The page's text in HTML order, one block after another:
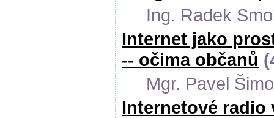
Ing. Radek
Internet jako
-- očima občanů
Mgr. Pavel
Internetové radio